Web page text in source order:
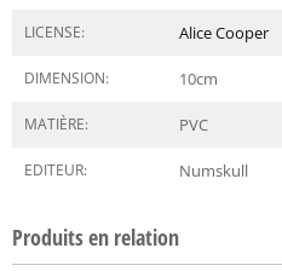
LICENSE: Alice Cooper
DIMENSION: 10cm
MATIÈRE: PVC
EDITEUR: Numskull
Produits en relation